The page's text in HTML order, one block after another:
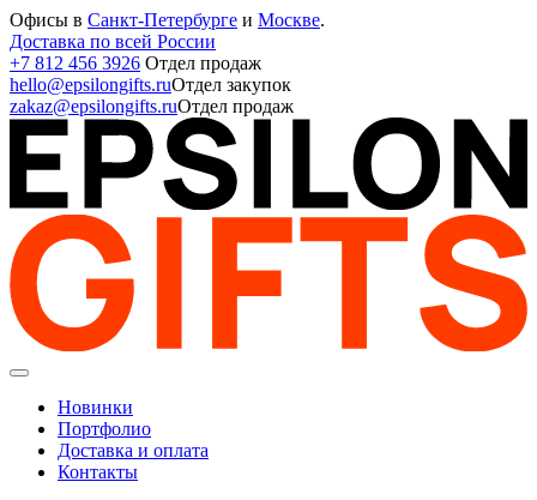
Офисы в Санкт-Петербурге и Москве.
Доставка по всей России
+7 812 456 3926 Отдел продаж
hello@epsilongifts.ruОтдел закупок
zakaz@epsilongifts.ruОтдел продаж
Новинки
Портфолио
Доставка и оплата
Контакты